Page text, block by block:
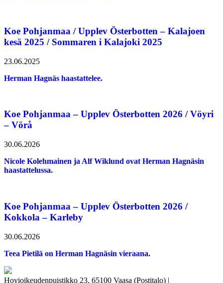
Koe Pohjanmaa / Upplev Österbotten – Kalajoen
kesä 2025 / Sommaren i Kalajoki 2025
23.06.2025
Herman Hagnäs haastattelee.
Koe Pohjanmaa – Upplev Österbotten 2026 / Vöyri
– Vörå
30.06.2026
Nicole Kolehmainen ja Alf Wiklund ovat Herman Hagnäsin
haastattelussa.
Koe Pohjanmaa – Upplev Österbotten 2026 /
Kokkola – Karleby
30.06.2026
Teea Pietilä on Herman Hagnäsin vieraana.
Hovioikeudenpuistikko 23, 65100 Vaasa (Postitalo) |